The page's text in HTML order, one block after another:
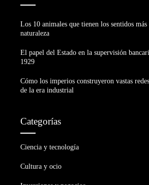
Los 10 animales que tienen los sentidos
naturaleza
El papel del Estado en la supervisión
1929
Cómo los imperios construyeron vastas
de la era industrial
Categorías
Ciencia y tecnología
Cultura y ocio